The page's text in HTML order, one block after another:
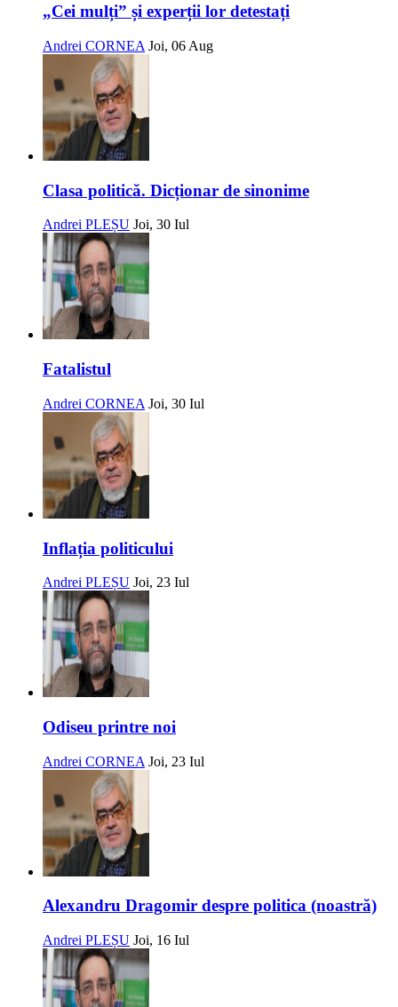
„Cei mulți” și experții lor detestați
Andrei CORNEA Joi, 06 Aug
Clasa politică. Dicționar de sinonime
Andrei PLEȘU Joi, 30 Iul
Fatalistul
Andrei CORNEA Joi, 30 Iul
Inflația politicului
Andrei PLEȘU Joi, 23 Iul
Odiseu printre noi
Andrei CORNEA Joi, 23 Iul
Alexandru Dragomir despre politica (noastră)
Andrei PLEȘU Joi, 16 Iul